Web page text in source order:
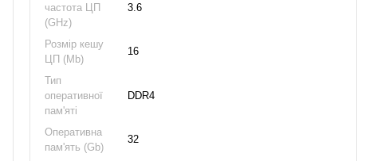
частота ЦП
(GHz)
3.6
Розмір кешу
ЦП (Mb)
16
Тип
оперативної
пам'яті
DDR4
Оперативна
пам'ять (Gb)
32